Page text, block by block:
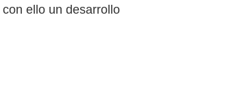
ello un desarrollo